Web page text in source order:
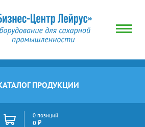
ПРОДУКЦИИ
0 позиций
0 ₽